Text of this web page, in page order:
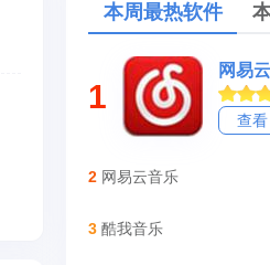
本周最热软件
1
网易
查看
2 网易云音乐
3 酷我音乐